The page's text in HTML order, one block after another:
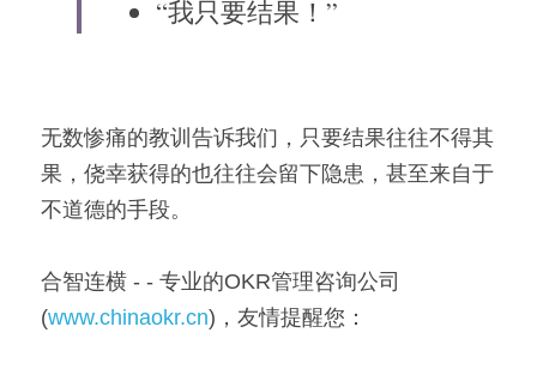
“我只要结果！”
无数惨痛的教训告诉我们，只要结果往往不得其
果，侥幸获得的也往往会留下隐患，甚至来自于
不道德的手段。
合智连横 - - 专业的OKR管理咨询公司
(www.chinaokr.cn)，友情提醒您：